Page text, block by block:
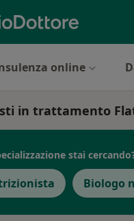
online
in trattamento
stai
Biologo